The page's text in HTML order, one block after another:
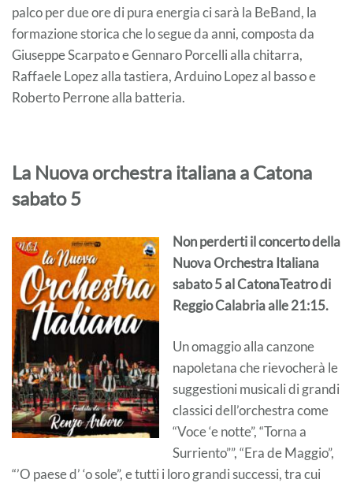
palco per due ore di pura energia ci sarà la BeBand, la
formazione storica che lo segue da anni, composta da
Giuseppe Scarpato e Gennaro Porcelli alla chitarra,
Raffaele Lopez alla tastiera, Arduino Lopez al basso e
Roberto Perrone alla batteria.
La Nuova orchestra italiana a Catona
sabato 5
Non perderti il concerto della
Nuova Orchestra Italiana
sabato 5 al CatonaTeatro di
Reggio Calabria alle 21:15.
Un omaggio alla canzone
napoletana che rievocherà le
suggestioni musicali di grandi
classici dell’orchestra come
“Voce ‘e notte”, “Torna a
Surriento””, “Era de Maggio”,
“’O paese d’ ‘o sole”, e tutti i loro grandi successi, tra cui